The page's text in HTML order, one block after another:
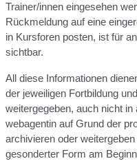
Trainer/innen eingesehen
Rückmeldung auf eine
in Kursforen posten, ist für
sichtbar.
All diese Informationen
der jeweiligen Fortbildung
weitergegeben, auch nicht
webagentin auf Grund der
archivieren oder
gesonderter Form am